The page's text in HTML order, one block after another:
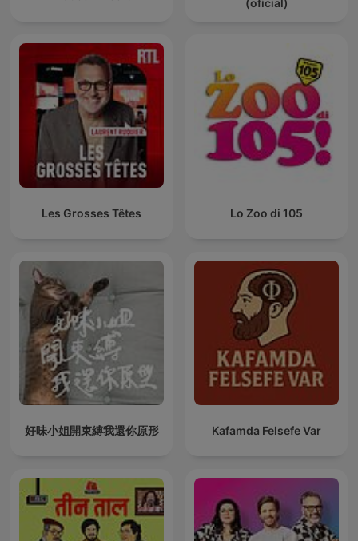
Les Grosses Têtes Lo Zoo di 105
好味小姐開束縛我還你原形 Kafamda Felsefe Var